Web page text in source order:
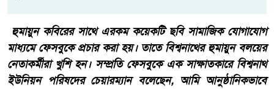
হুমায়ুন কবিরের সাথে এরকম কয়েকটি ছবি সামাজিক যোগাযোগ
মাধ্যমে ফেসবুকে প্রচার করা হয়। তাতে বিশ্বনাথের হুমায়ুন বলয়ের
নেতাকর্মীরা খুশি হন। সম্প্রতি ফেসবুকে এক সাক্ষাতকারে বিশ্বনাথ
ইউনিয়ন পরিষদের চেয়ারম্যান বলেছেন, আমি আনুষ্ঠানিকভাবে